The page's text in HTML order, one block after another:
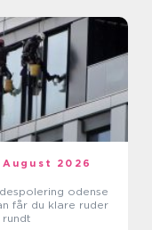
August 2026
odense
får du klare ruder